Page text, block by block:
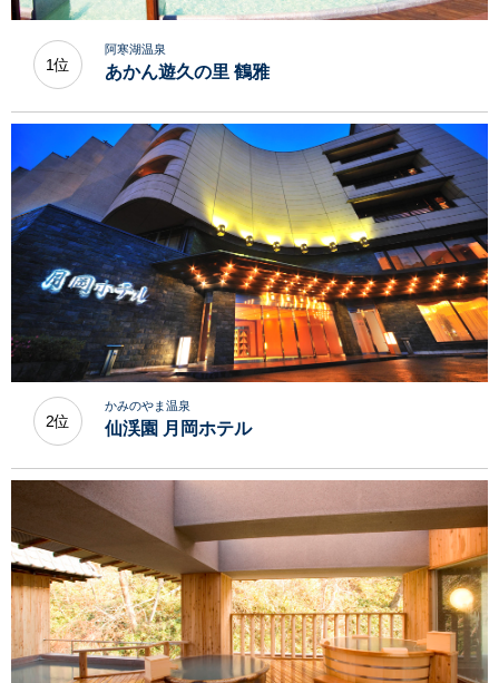
1位
阿寒湖温泉
あかん遊久の里 鶴雅
2位
かみのやま温泉
仙渓園 月岡ホテル